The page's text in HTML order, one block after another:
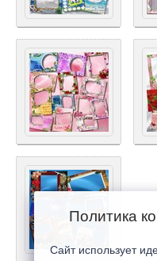
Политика
Сайт использует